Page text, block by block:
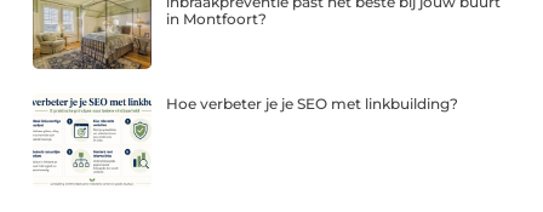
in Montfoort?
Hoe verbeter je je SEO met linkbuilding?